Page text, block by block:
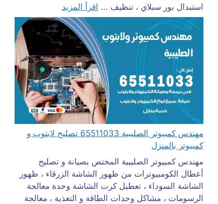
استبدال بور سبلاي ، تنظيف ... اقرأ المزيد
مهندس كمبيوتر الصليبية 65511033 تصليح لابتوب و
كمبيوتر بالمنزل
مهندس كمبيوتر الصليبية المختص بصيانة و تصليح
أعطال الكومبيوترات من ظهور الشاشة الزرقاء ، ظهور
الشاشة السوداء ، تعطيل كرت الشاشة وحدة معالجة
الرسومات ، مشاكل وحدات الطاقة و التغذية ، معالجة